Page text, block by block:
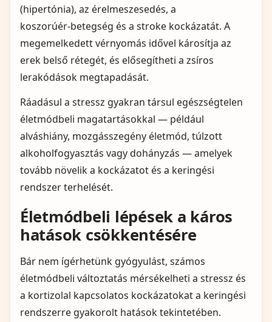
(hipertónia), az érelmeszesedés, a
koszorúér‑betegség és a stroke kockázatát. A
megemelkedett vérnyomás idővel károsítja az
erek belső rétegét, és elősegítheti a zsíros
lerakódások megtapadását.
Ráadásul a stressz gyakran társul egészségtelen
életmódbeli magatartásokkal — például
alváshiány, mozgásszegény életmód, túlzott
alkoholfogyasztás vagy dohányzás — amelyek
tovább növelik a kockázatot és a keringési
rendszer terhelését.
Életmódbeli lépések a káros
hatások csökkentésére
Bár nem ígérhetünk gyógyulást, számos
életmódbeli változtatás mérsékelheti a stressz és
a kortizolal kapcsolatos kockázatokat a keringési
rendszerre gyakorolt hatások tekintetében.